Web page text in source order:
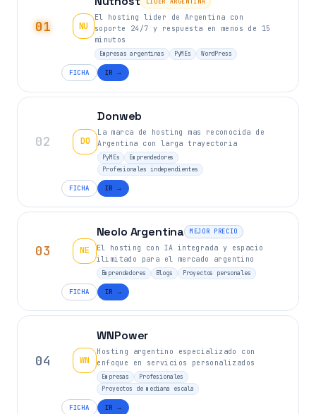
01 NU
El hosting lider de Argentina con
soporte 24/7 y respuesta en menos de 15
minutos
Empresas argentinas PyMEs WordPress
FICHA IR →
02 DO
Donweb
La marca de hosting mas reconocida de
Argentina con larga trayectoria
PyMEs
Emprendedores
Profesionales independientes
FICHA IR →
03 NE
Neolo Argentina MEJOR PRECIO
El hosting con IA integrada y espacio
ilimitado para el mercado argentino
Emprendedores Blogs Proyectos personales
FICHA IR →
04 WN
WNPower
Hosting argentino especializado con
enfoque en servicios personalizados
Empresas
Profesionales
Proyectos de mediana escala
FICHA IR →